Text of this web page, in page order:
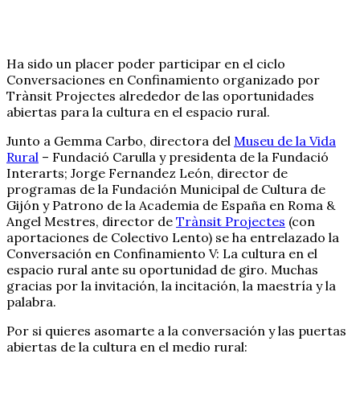
Ha sido un placer poder participar en el ciclo
Conversaciones en Confinamiento organizado por
Trànsit Projectes alrededor de las oportunidades
abiertas para la cultura en el espacio rural.
Junto a Gemma Carbo, directora del Museu de la Vida
Rural – Fundació Carulla y presidenta de la Fundació
Interarts; Jorge Fernandez León, director de
programas de la Fundación Municipal de Cultura de
Gijón y Patrono de la Academia de España en Roma &
Angel Mestres, director de Trànsit Projectes (con
aportaciones de Colectivo Lento) se ha entrelazado la
Conversación en Confinamiento V: La cultura en el
espacio rural ante su oportunidad de giro. Muchas
gracias por la invitación, la incitación, la maestría y la
palabra.
Por si quieres asomarte a la conversación y las puertas
abiertas de la cultura en el medio rural: